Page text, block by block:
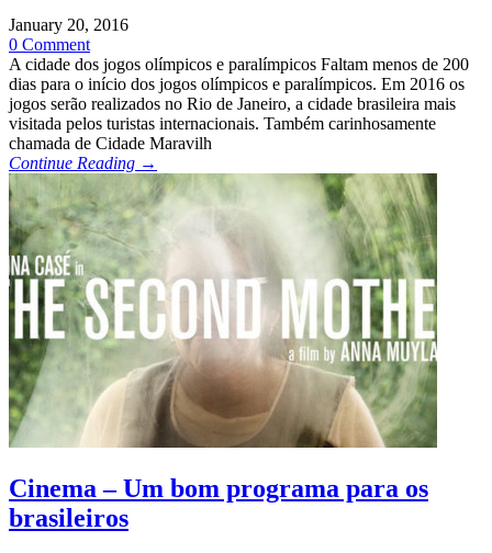
January 20, 2016
0 Comment
A cidade dos jogos olímpicos e paralímpicos Faltam menos de 200
dias para o início dos jogos olímpicos e paralímpicos. Em 2016 os
jogos serão realizados no Rio de Janeiro, a cidade brasileira mais
visitada pelos turistas internacionais. Também carinhosamente
chamada de Cidade Maravilh
Continue Reading →
Cinema – Um bom programa para os
brasileiros